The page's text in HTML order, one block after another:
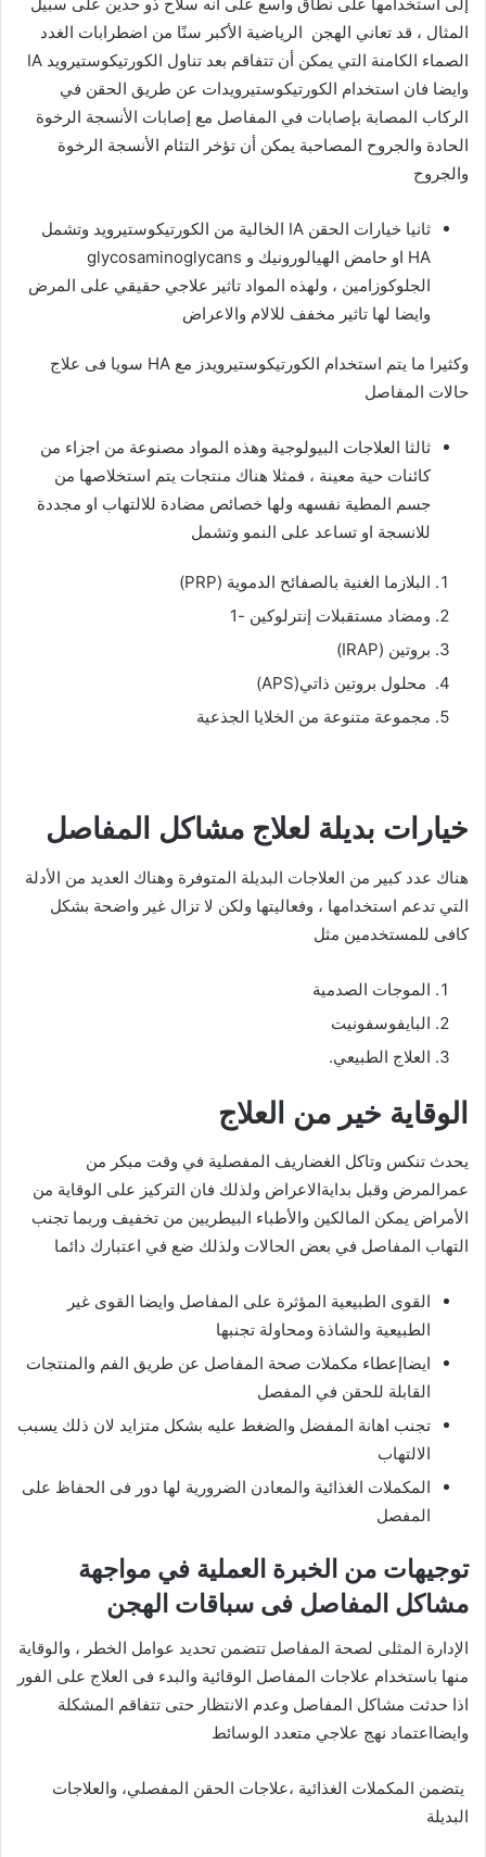
إلى استخدامها على نطاق واسع على أنه سلاح ذو حدين على سبيل
المثال ، قد تعاني الهجن الرياضية الأكبر سنًا من اضطرابات الغدد
الصماء الكامنة التي يمكن أن تتفاقم بعد تناول الكورتيكوستيرويد IA
وايضا فان استخدام الكورتيكوستيرويدات عن طريق الحقن في
الركاب المصابة بإصابات في المفاصل مع إصابات الأنسجة الرخوة
الحادة والجروح المصاحبة يمكن أن تؤخر التئام الأنسجة الرخوة
والجروح
ثانيا خيارات الحقن IA الخالية من الكورتيكوستيرويد وتشمل
HA او حامض الهيالورونيك و glycosaminoglycans
الجلوكوزامين ، ولهذه المواد تاثير علاجي حقيقي على المرض
وايضا لها تاثير مخفف للالام والاعراض
وكثيرا ما يتم استخدام الكورتيكوستيرويدز مع HA سويا فى علاج
حالات المفاصل
ثالثا العلاجات البيولوجية وهذه المواد مصنوعة من اجزاء من
كائنات حية معينة ، فمثلا هناك منتجات يتم استخلاصها من
جسم المطية نفسهه ولها خصائص مضادة للالتهاب او مجددة
للانسجة او تساعد على النمو وتشمل
البلازما الغنية بالصفائح الدموية (PRP)
ومضاد مستقبلات إنترلوكين -1
بروتين (IRAP)
محلول بروتين ذاتي(APS)
مجموعة متنوعة من الخلايا الجذعية
خيارات بديلة لعلاج مشاكل المفاصل
هناك عدد كبير من العلاجات البديلة المتوفرة وهناك العديد من الأدلة
التي تدعم استخدامها ، وفعاليتها ولكن لا تزال غير واضحة بشكل
كافى للمستخدمين مثل
الموجات الصدمية
البايفوسفونيت
العلاج الطبيعي.
الوقاية خير من العلاج
يحدث تنكس وتاكل الغضاريف المفصلية في وقت مبكر من
عمرالمرض وقبل بدايةالاعراض ولذلك فان التركيز على الوقاية من
الأمراض يمكن المالكين والأطباء البيطريين من تخفيف وربما تجنب
التهاب المفاصل في بعض الحالات ولذلك ضع في اعتبارك دائما
القوى الطبيعية المؤثرة على المفاصل وايضا القوى غير
الطبيعية والشاذة ومحاولة تجنبها
ايضاإعطاء مكملات صحة المفاصل عن طريق الفم والمنتجات
القابلة للحقن في المفصل
تجنب اهانة المفضل والضغط عليه بشكل متزايد لان ذلك يسبب
الالتهاب
المكملات الغذائية والمعادن الضرورية لها دور فى الحفاظ على
المفصل
توجيهات من الخبرة العملية في مواجهة
مشاكل المفاصل فى سباقات الهجن
الإدارة المثلى لصحة المفاصل تتضمن تحديد عوامل الخطر ، والوقاية
منها باستخدام علاجات المفاصل الوقائية والبدء فى العلاج على الفور
اذا حدثت مشاكل المفاصل وعدم الانتظار حتى تتفاقم المشكلة
وايضااعتماد نهج علاجي متعدد الوسائط
يتضمن المكملات الغذائية ،علاجات الحقن المفصلي، والعلاجات
البديلة